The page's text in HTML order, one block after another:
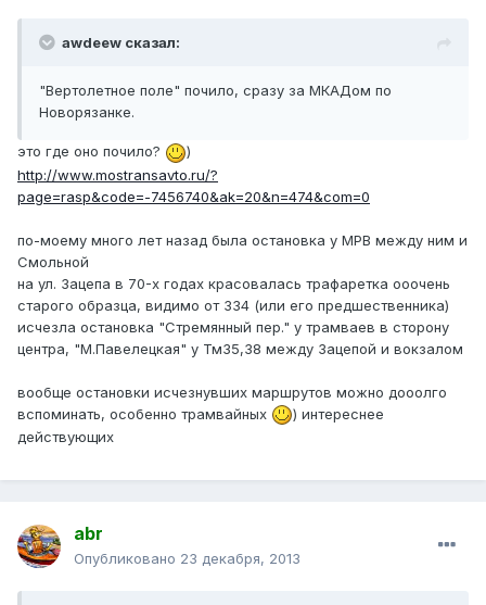
awdeew сказал:
"Вертолетное поле" почило, сразу за МКАДом по
Новорязанке.
это где оно почило?
)
http://www.mostransavto.ru/?
page=rasp&code=-7456740&ak=20&n=474&com=0
по-моему много лет назад была остановка у МРВ между ним и
Смольной
на ул. Зацепа в 70-х годах красовалась трафаретка ооочень
старого образца, видимо от 334 (или его предшественника)
исчезла остановка "Стремянный пер." у трамваев в сторону
центра, "М.Павелецкая" у Тм35,38 между Зацепой и вокзалом
вообще остановки исчезнувших маршрутов можно дооолго
вспоминать, особенно трамвайных
) интереснее
действующих
abr
Опубликовано 23 декабря, 2013